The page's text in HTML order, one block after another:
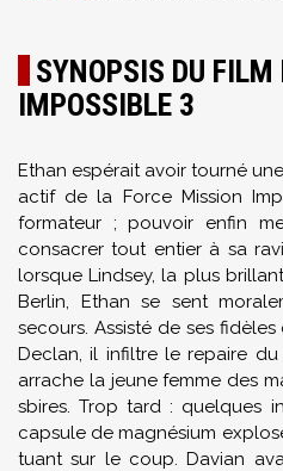
SYNOPSIS DU
IMPOSSIBLE 3
Ethan espérait avoir tourné
actif de la Force Mission
formateur ; pouvoir enfin
consacrer tout entier à sa
lorsque Lindsey, la plus
Berlin, Ethan se sent
secours. Assisté de ses
Declan, il infiltre le repaire
arrache la jeune femme des
sbires. Trop tard : quelques
capsule de magnésium
tuant sur le coup. Davian